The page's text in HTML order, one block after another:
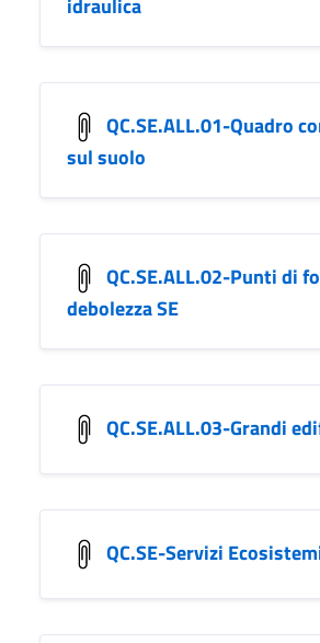
QC.SE.ALL.01-Quadro
sul suolo
QC.SE.ALL.02-Punti di
debolezza SE
QC.SE.ALL.03-Grandi
QC.SE-Servizi